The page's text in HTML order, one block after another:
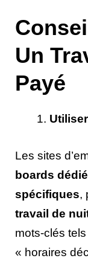
Un
Payé
Les sites
boards
spécifiques,
travail de
mots-clés
« horaires